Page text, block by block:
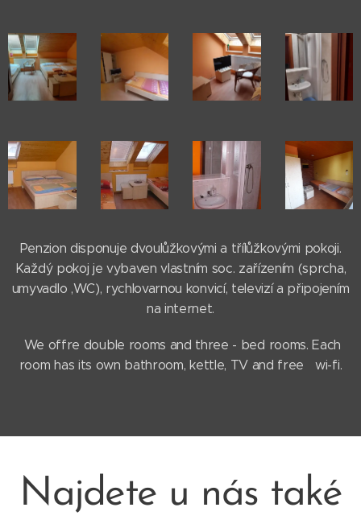
Penzion disponuje dvoulůžkovými a třílůžkovými pokoji.
Každý pokoj je vybaven vlastním soc. zařízením (sprcha,
umyvadlo ,WC), rychlovarnou konvicí, televizí a připojením
na internet.
We offre double rooms and three - bed rooms. Each
room has its own bathroom, kettle, TV and free wi-fi.
Najdete u nás také